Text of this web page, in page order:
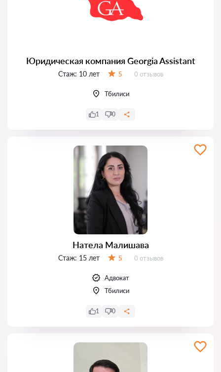
Юридическая компания Georgia Assistant
Стаж: 10 лет 5 Отзывов:
0 отзывов
Тбилиси
1 0
Натела Малишава
Стаж: 15 лет 5 Отзывов:
0 отзывов
Адвокат
Тбилиси
1 0